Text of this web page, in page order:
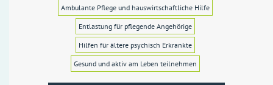
Ambulante Pflege und hauswirtschaftliche Hilfe
Entlastung für pflegende Angehörige
Hilfen für ältere psychisch Erkrankte
Gesund und aktiv am Leben teilnehmen